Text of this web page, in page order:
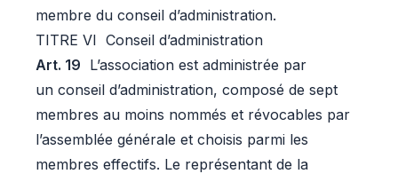
membre du conseil d’administration.
TITRE VI Conseil d’administration
Art. 19 L’association est administrée par
un conseil d’administration, composé de sept
membres au moins nommés et révocables par
l’assemblée générale et choisis parmi les
membres effectifs. Le représentant de la